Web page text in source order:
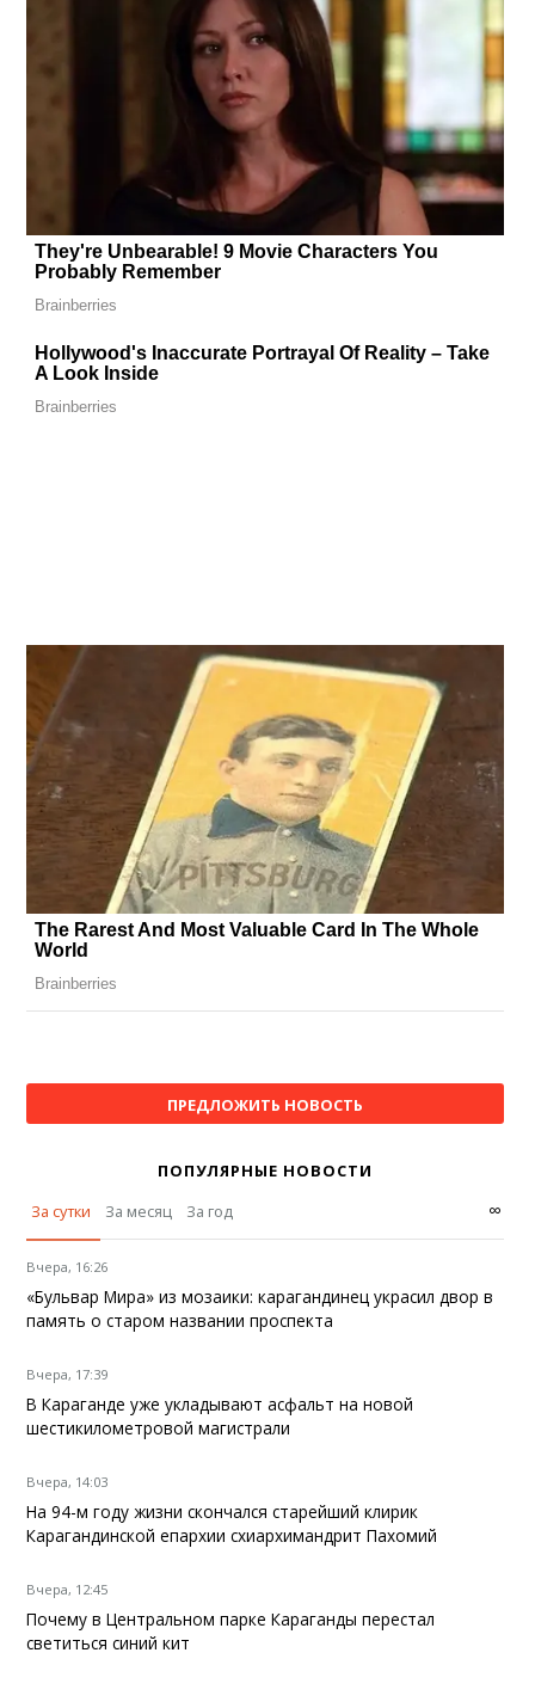
ПРЕДЛОЖИТЬ НОВОСТЬ
ПОПУЛЯРНЫЕ НОВОСТИ
За сутки
За месяц За год ∞
Вчера, 16:26
«Бульвар Мира» из мозаики: карагандинец украсил двор в
память о старом названии проспекта
Вчера, 17:39
В Караганде уже укладывают асфальт на новой
шестикилометровой магистрали
Вчера, 14:03
На 94-м году жизни скончался старейший клирик
Карагандинской епархии схиархимандрит Пахомий
Вчера, 12:45
Почему в Центральном парке Караганды перестал
светиться синий кит